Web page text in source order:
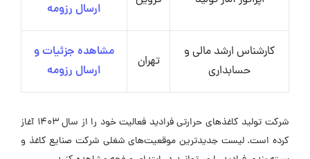
ارسال رزومه
کارشناس ارشد مالی و
حسابداری
تهران
مشاهده جزئیات و
ارسال رزومه
شرکت تولید کاغذهای حرارتی فرادید فعالیت خود را از سال ۱۴۰۳ آغاز
کرده است. لیست جدیدترین موقعیت‌های شغلی شرکت صنایع کاغذ و